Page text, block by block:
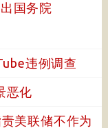
国务院
违例调查
恶化
美联储不作为